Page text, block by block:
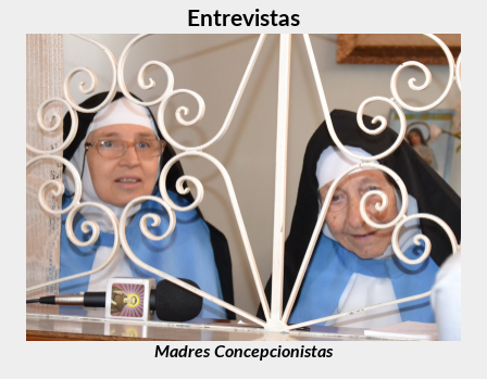
Entrevistas
Madres Concepcionistas